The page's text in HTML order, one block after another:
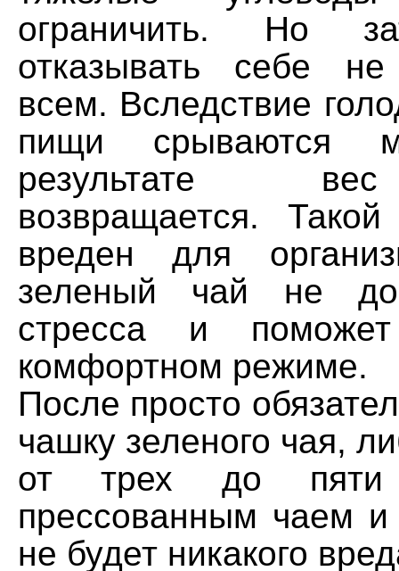
ограничить. Но
отказывать себе
всем. Вследствие
пищи срываются
результате
возвращается.
вреден для
зеленый чай не
стресса и
комфортном режиме.
После просто
чашку зеленого чая,
от трех до пяти
прессованным чаем
не будет никакого